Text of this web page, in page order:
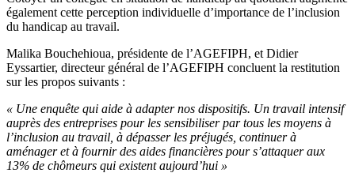
également cette perception individuelle d’importance de l’inclusion
du handicap au travail.
Malika Bouchehioua, présidente de l’AGEFIPH, et Didier
Eyssartier, directeur général de l’AGEFIPH concluent la restitution
sur les propos suivants :
« Une enquête qui aide à adapter nos dispositifs. Un travail intensif
auprès des entreprises pour les sensibiliser par tous les moyens à
l’inclusion au travail, à dépasser les préjugés, continuer à
aménager et à fournir des aides financières pour s’attaquer aux
13% de chômeurs qui existent aujourd’hui »